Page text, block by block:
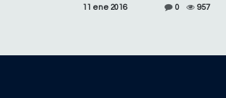
11 ene 2016 0 957